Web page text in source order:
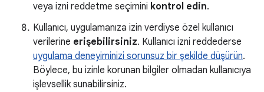
veya izni reddetme seçimini kontrol edin.
Kullanıcı, uygulamanıza izin verdiyse özel kullanıcı
verilerine erişebilirsiniz. Kullanıcı izni reddederse
uygulama deneyiminizi sorunsuz bir şekilde düşürün.
Böylece, bu izinle korunan bilgiler olmadan kullanıcıya
işlevsellik sunabilirsiniz.